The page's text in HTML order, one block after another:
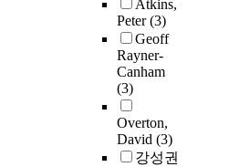
Atkins,
Peter(3)
Geoff
Rayner-
Canham
(3)
Overton,
David (3)
강성권